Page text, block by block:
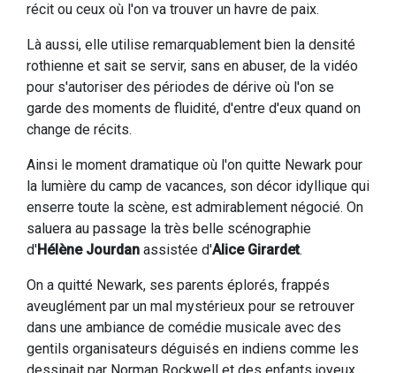
récit ou ceux où l'on va trouver un havre de paix.
Là aussi, elle utilise remarquablement bien la densité
rothienne et sait se servir, sans en abuser, de la vidéo
pour s'autoriser des périodes de dérive où l'on se
garde des moments de fluidité, d'entre d'eux quand on
change de récits.
Ainsi le moment dramatique où l'on quitte Newark pour
la lumière du camp de vacances, son décor idyllique qui
enserre toute la scène, est admirablement négocié. On
saluera au passage la très belle scénographie
d'Hélène Jourdan assistée d'Alice Girardet.
On a quitté Newark, ses parents éplorés, frappés
aveuglément par un mal mystérieux pour se retrouver
dans une ambiance de comédie musicale avec des
gentils organisateurs déguisés en indiens comme les